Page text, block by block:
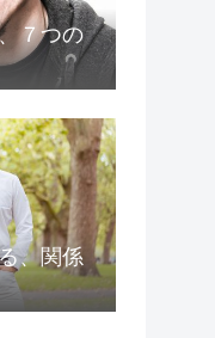
７つの
、関係